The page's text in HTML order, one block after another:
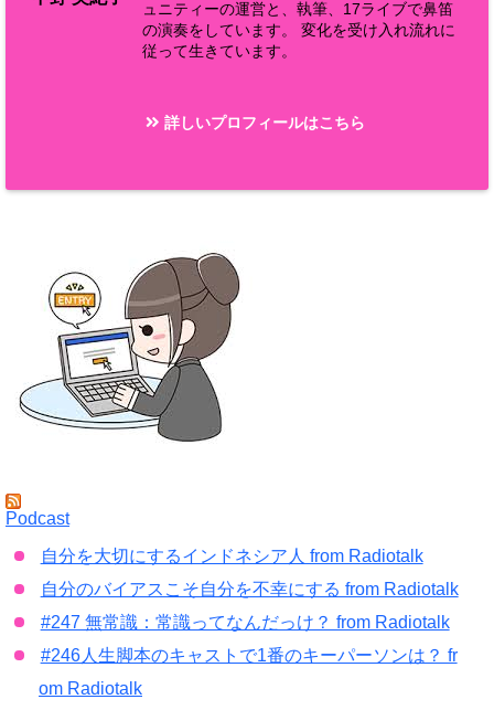
ュニティーの運営と、執筆、17ライブで鼻笛
の演奏をしています。 変化を受け入れ流れに
従って生きています。
詳しいプロフィールはこちら
Podcast
自分を大切にするインドネシア人 from Radiotalk
自分のバイアスこそ自分を不幸にする from Radiotalk
#247 無常識：常識ってなんだっけ？ from Radiotalk
#246人生脚本のキャストで1番のキーパーソンは？ fr
om Radiotalk